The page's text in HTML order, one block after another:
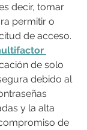
decir, tomar
permitir o
de acceso.
de solo
debido al
y la alta
de